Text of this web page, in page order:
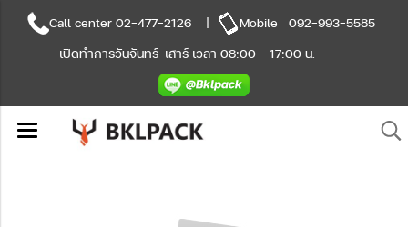
Call center 02-477-2126 | Mobile 092-993-5585
เปิดทำการวันจันทร์-เสาร์ เวลา 08:00 - 17:00 น.